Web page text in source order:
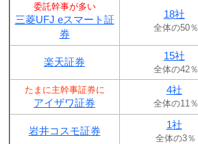
委託幹事が多い
三菱UFJ eスマート証
券
18社
全体の50％
楽天証券
15社
全体の42％
たまに主幹事証券に
アイザワ証券
4社
全体の11％
岩井コスモ証券
1社
全体の3％